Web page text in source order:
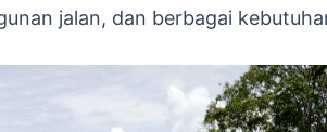
jalan, dan berbagai